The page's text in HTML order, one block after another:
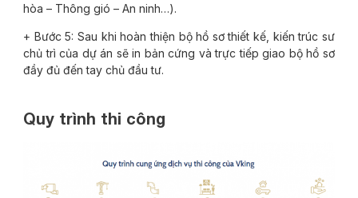
hòa – Thông gió – An ninh…).
+ Bước 5: Sau khi hoàn thiện bộ hồ sơ thiết kế, kiến trúc sư
chủ trì của dự án sẽ in bản cứng và trực tiếp giao bộ hồ sơ
đầy đủ đến tay chủ đầu tư.
Quy trình thi công